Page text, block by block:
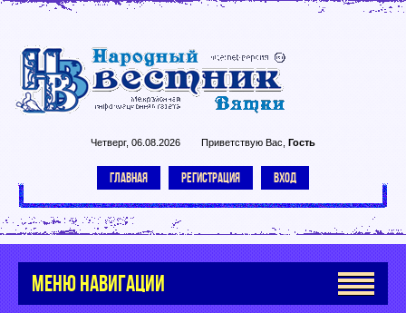
Четверг, 06.08.2026 Приветствую Вас Гость
ГЛАВНАЯ РЕГИСТРАЦИЯ ВХОД
МЕНЮ НАВИГАЦИИ